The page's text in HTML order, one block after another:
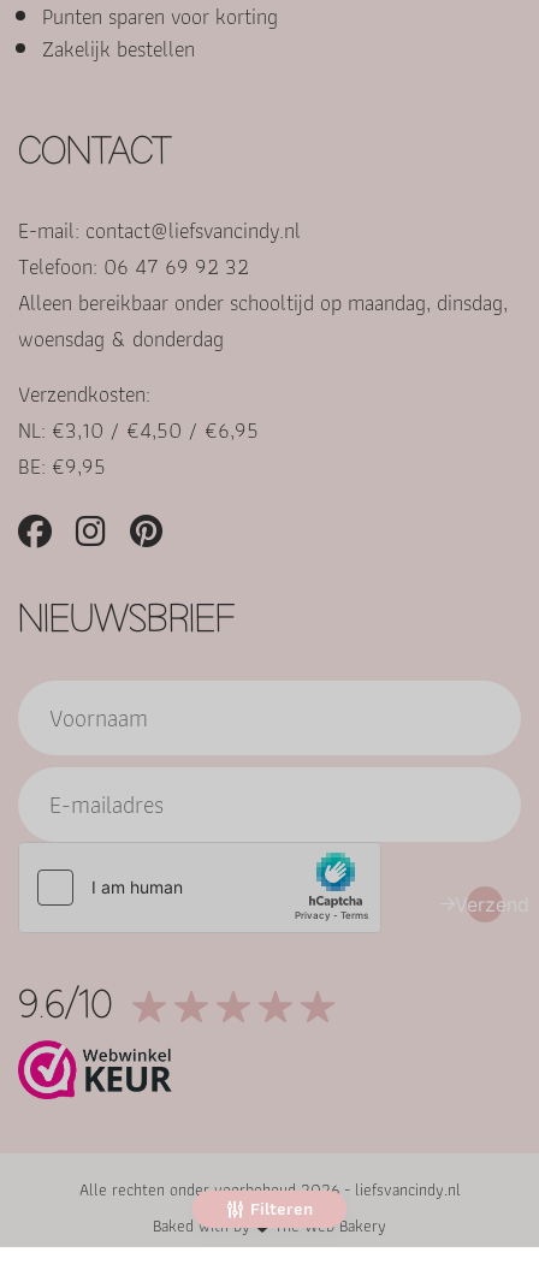
Filteren
Punten sparen voor korting
Zakelijk bestellen
CONTACT
E-mail: contact@liefsvancindy.nl
Telefoon: 06 47 69 92 32
Alleen bereikbaar onder schooltijd op maandag, dinsdag,
woensdag & donderdag
Verzendkosten:
NL: €3,10 / €4,50 / €6,95
BE: €9,95
NIEUWSBRIEF
Verzend
9.6/10
Alle rechten onder voorbehoud 2026 - liefsvancindy.nl
Baked with by
The Web Bakery